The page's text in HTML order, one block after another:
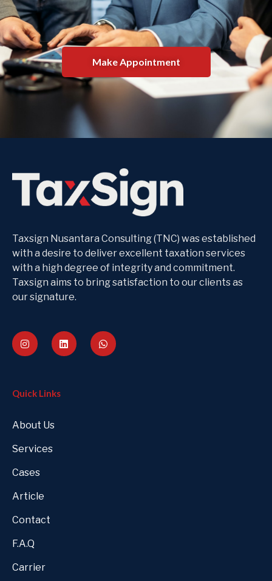
Make Appointment
Taxsign Nusantara Consulting (TNC) was established
with a desire to deliver excellent taxation services
with a high degree of integrity and commitment.
Taxsign aims to bring satisfaction to our clients as
our signature.
Quick Links
About Us
Services
Cases
Article
Contact
F.A.Q
Carrier